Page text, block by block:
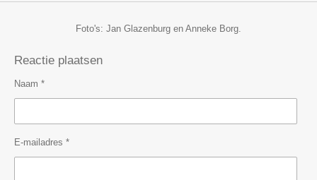
Foto's: Jan Glazenburg en Anneke Borg.
Reactie plaatsen
Naam *
E-mailadres *